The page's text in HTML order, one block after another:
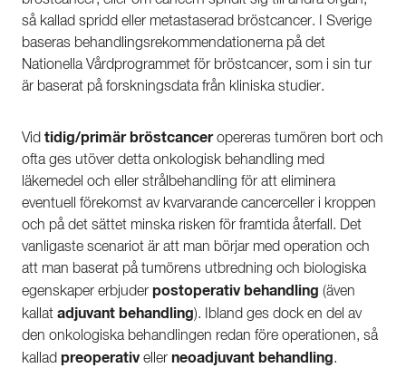
så kallad spridd eller metastaserad bröstcancer. I Sverige
baseras behandlingsrekommendationerna på det
Nationella Vårdprogrammet för bröstcancer, som i sin tur
är baserat på forskningsdata från kliniska studier.
Vid tidig/primär bröstcanceropereras tumören bort och
ofta ges utöver detta onkologisk behandling med
läkemedel och eller strålbehandling för att eliminera
eventuell förekomst av kvarvarande cancerceller i kroppen
och på det sättet minska risken för framtida återfall. Det
vanligaste scenariot är att man börjar med operation och
att man baserat på tumörens utbredning och biologiska
egenskaper erbjuder postoperativ behandling (även
kallat adjuvant behandling). Ibland ges dock en del av
den onkologiska behandlingen redan före operationen, så
kallad preoperativ eller neoadjuvant behandling.